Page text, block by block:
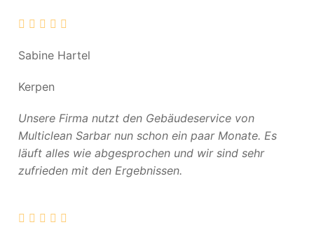
Sabine Hartel
Kerpen
Unsere Firma nutzt den Gebäudeservice von
Multiclean Sarbar nun schon ein paar Monate. Es
läuft alles wie abgesprochen und wir sind sehr
zufrieden mit den Ergebnissen.